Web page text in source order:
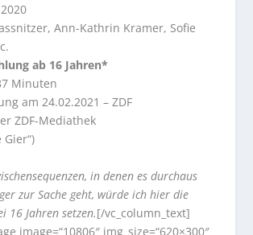
Ann-Kathrin Kramer, Sofie
ab 16 Jahren*
Minuten
am 24.02.2021 – ZDF
ZDF-Mediathek
Gier“)
in denen es durchaus
zur Sache geht, würde ich hier die
16 Jahren setzen.[/vc_column_text]
image=“10806″ img_size=“620×300″